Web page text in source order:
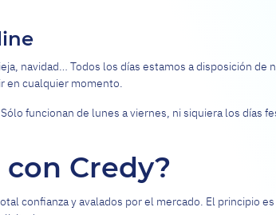
navidad… Todos los días estamos a disposición
en cualquier momento.
funcionan de lunes a viernes, ni siquiera los días
Credy?
confianza y avalados por el mercado. El principio